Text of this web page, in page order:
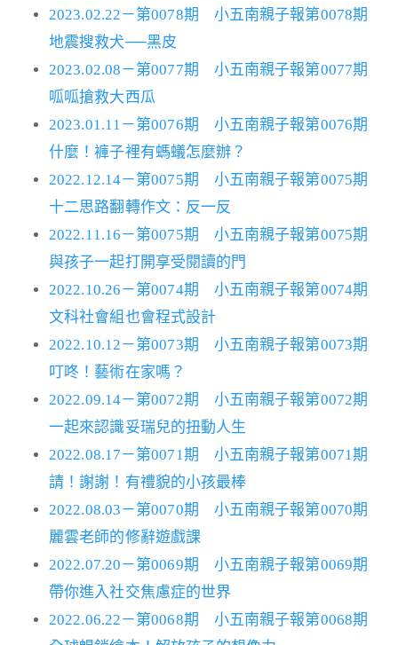
2023.02.22－第0078期 小五南親子報第0078期
地震搜救犬──黑皮
2023.02.08－第0077期 小五南親子報第0077期
呱呱搶救大西瓜
2023.01.11－第0076期 小五南親子報第0076期
什麼！褲子裡有螞蟻怎麼辦？
2022.12.14－第0075期 小五南親子報第0075期
十二思路翻轉作文：反一反
2022.11.16－第0075期 小五南親子報第0075期
與孩子一起打開享受閱讀的門
2022.10.26－第0074期 小五南親子報第0074期
文科社會組也會程式設計
2022.10.12－第0073期 小五南親子報第0073期
叮咚！藝術在家嗎？
2022.09.14－第0072期 小五南親子報第0072期
一起來認識妥瑞兒的扭動人生
2022.08.17－第0071期 小五南親子報第0071期
請！謝謝！有禮貌的小孩最棒
2022.08.03－第0070期 小五南親子報第0070期
麗雲老師的修辭遊戲課
2022.07.20－第0069期 小五南親子報第0069期
帶你進入社交焦慮症的世界
2022.06.22－第0068期 小五南親子報第0068期